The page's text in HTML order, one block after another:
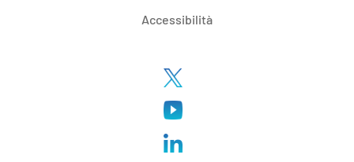
Accessibilità